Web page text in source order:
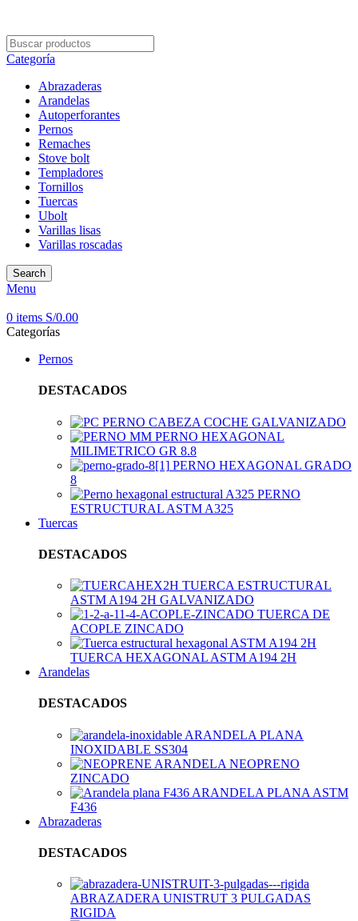
Categoría
Abrazaderas
Arandelas
Autoperforantes
Pernos
Remaches
Stove bolt
Templadores
Tornillos
Tuercas
Ubolt
Varillas lisas
Varillas roscadas
Search
Menu
0 items S/0.00
Categorías
Pernos
DESTACADOS
PERNO CABEZA COCHE GALVANIZADO
PERNO HEXAGONAL
MILIMETRICO GR 8.8
PERNO HEXAGONAL GRADO
8
PERNO
ESTRUCTURAL ASTM A325
Tuercas
DESTACADOS
TUERCA ESTRUCTURAL
ASTM A194 2H GALVANIZADO
TUERCA DE
ACOPLE ZINCADO
TUERCA HEXAGONAL ASTM A194 2H
Arandelas
DESTACADOS
ARANDELA PLANA
INOXIDABLE SS304
ARANDELA NEOPRENO
ZINCADO
ARANDELA PLANA ASTM
F436
Abrazaderas
DESTACADOS
ABRAZADERA UNISTRUT 3 PULGADAS
RIGIDA